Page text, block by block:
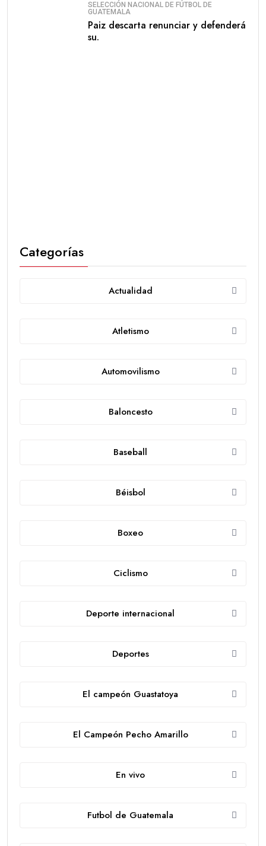
SELECCIÓN NACIONAL DE FÚTBOL DE
GUATEMALA
Paiz descarta renunciar y defenderá
su.
Categorías
Actualidad
Atletismo
Automovilismo
Baloncesto
Baseball
Béisbol
Boxeo
Ciclismo
Deporte internacional
Deportes
El campeón Guastatoya
El Campeón Pecho Amarillo
En vivo
Futbol de Guatemala